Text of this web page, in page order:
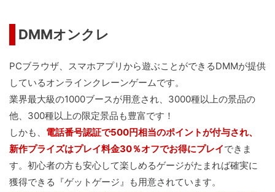
DMMオンクレ
PCブラウザ、スマホアプリから遊ぶことができるDMMが提供
しているオンラインクレーンゲームです。
業界最大級の1000ブースが用意され、3000種以上の景品の
他、300種以上の限定景品も豊富です！
しかも、 電話番号認証で500円相当のポイントが付与され、
新作プライズはプレイ料金30％オフでお得にプレイできま
す。初心者の方も安心して楽しめるゲージがたまれば確実に
獲得できる『ゲットゲージ』も用意されています。